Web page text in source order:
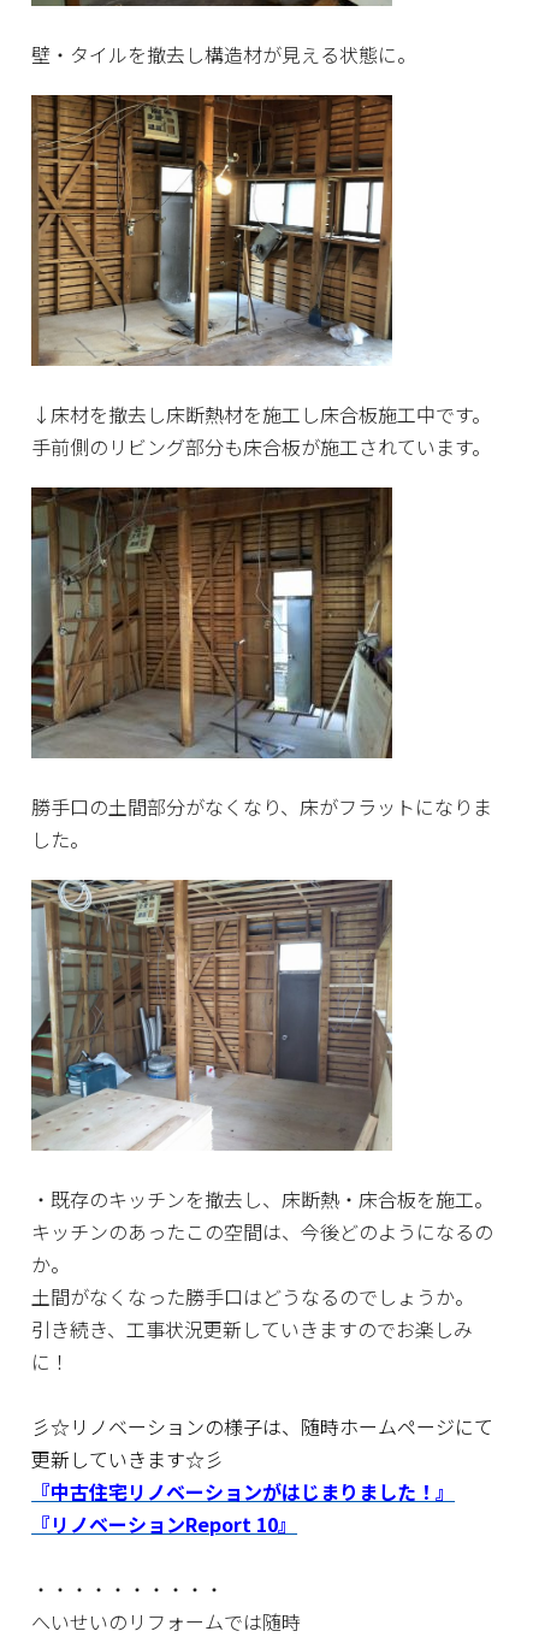
壁・タイルを撤去し構造材が見える状態に。
↓床材を撤去し床断熱材を施工し床合板施工中です。
手前側のリビング部分も床合板が施工されています。
勝手口の土間部分がなくなり、床がフラットになりま
した。
・既存のキッチンを撤去し、床断熱・床合板を施工。
キッチンのあったこの空間は、今後どのようになるの
か。
土間がなくなった勝手口はどうなるのでしょうか。
引き続き、工事状況更新していきますのでお楽しみ
に！
彡☆リノベーションの様子は、随時ホームページにて
更新していきます☆彡
『中古住宅リノベーションがはじまりました！』
『リノベーションReport 10』
・・・・・・・・・・
へいせいのリフォームでは随時